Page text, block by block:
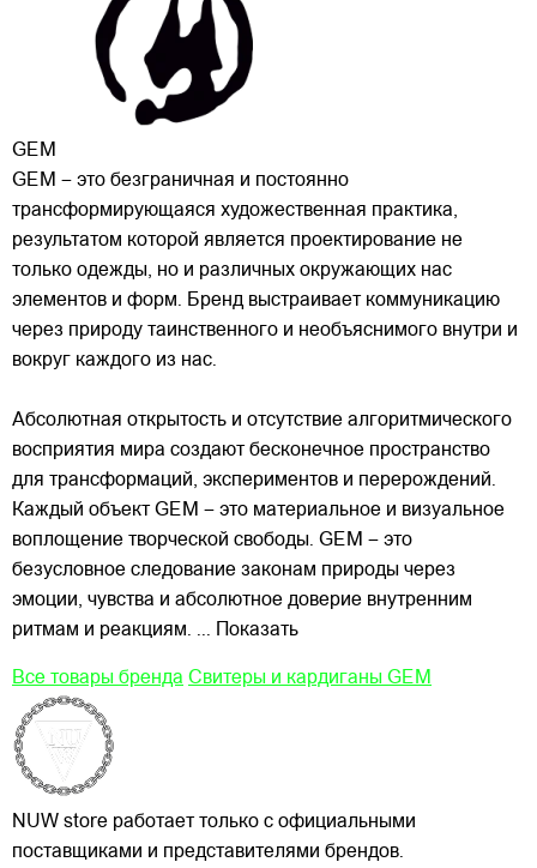
GEM
GEM – это безграничная и постоянно
трансформирующаяся художественная практика,
результатом которой является проектирование не
только одежды, но и различных окружающих нас
элементов и форм. Бренд выстраивает коммуникацию
через природу таинственного и необъяснимого внутри и
вокруг каждого из нас.
Абсолютная открытость и отсутствие алгоритмического
восприятия мира создают бесконечное пространство
для трансформаций, экспериментов и перерождений.
Каждый объект GEM – это материальное и визуальное
воплощение творческой свободы. GEM – это
безусловное следование законам природы через
эмоции, чувства и абсолютное доверие внутренним
ритмам и реакциям. ... Показать
Все товары бренда Свитеры и кардиганы GEM
NUW store работает только с официальными
поставщиками и представителями брендов.